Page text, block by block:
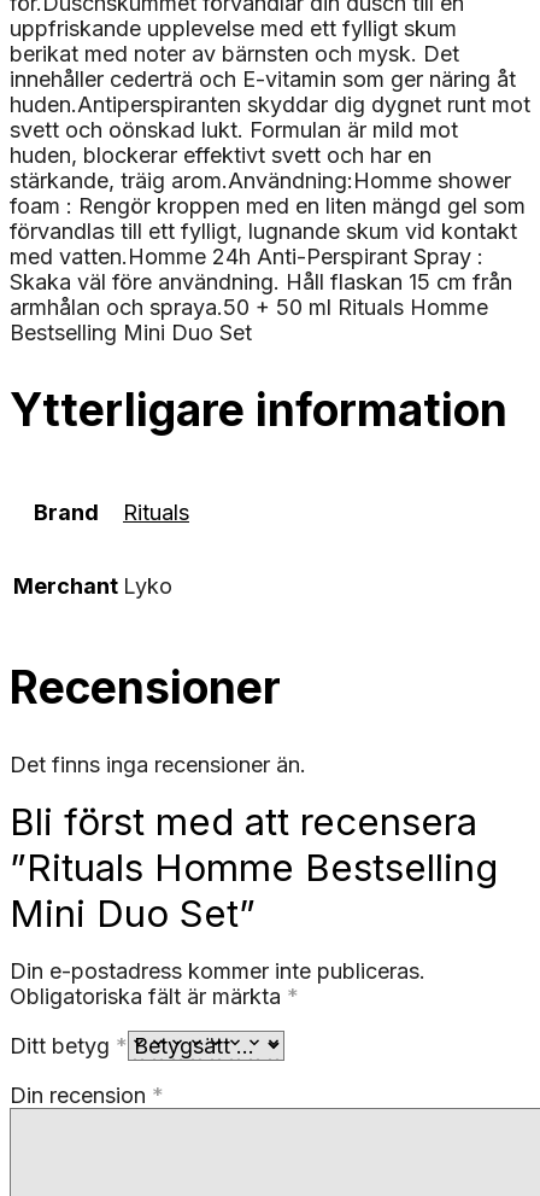
uppfriskande upplevelse med ett fylligt skum
berikat med noter av bärnsten och mysk. Det
innehåller cederträ och E-vitamin som ger näring åt
huden.Antiperspiranten skyddar dig dygnet runt mot
svett och oönskad lukt. Formulan är mild mot
huden, blockerar effektivt svett och har en
stärkande, träig arom.Användning:Homme shower
foam : Rengör kroppen med en liten mängd gel som
förvandlas till ett fylligt, lugnande skum vid kontakt
med vatten.Homme 24h Anti-Perspirant Spray :
Skaka väl före användning. Håll flaskan 15 cm från
armhålan och spraya.50 + 50 ml Rituals Homme
Bestselling Mini Duo Set
Ytterligare information
Brand Rituals
Merchant Lyko
Recensioner
Det finns inga recensioner än.
Bli först med att recensera
”Rituals Homme Bestselling
Mini Duo Set”
Din e-postadress kommer inte publiceras.
Obligatoriska fält är märkta *
Ditt betyg *
Din recension *